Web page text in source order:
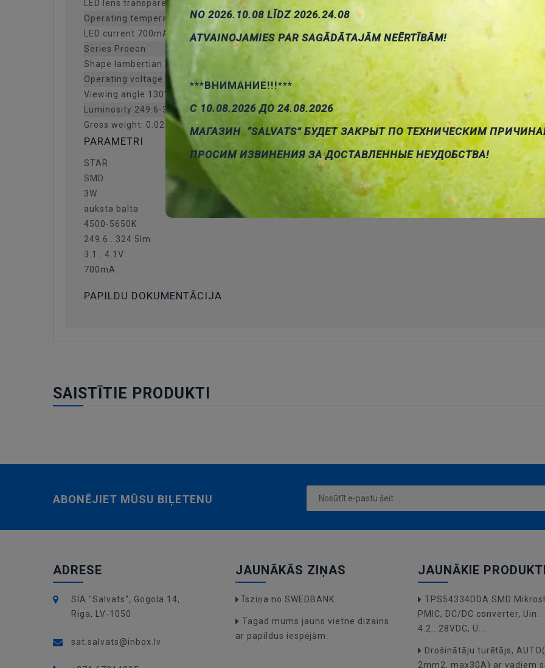
LED lens transparent
Operating temperature -40...90°C
LED current 700mA
Series Proeon
Shape lambertian
Operating voltage 3.1...4.1V
Viewing angle 130°
Luminosity 249.6-324.5lm Additional information
Gross weight: 0.02 g
PARAMETRI
STAR
SMD
3W
auksta balta
4500-5650K
249.6...324.5lm
3.1...4.1V
700mA
PAPILDU DOKUMENTĀCIJA
SAISTĪTIE PRODUKTI
ABONĒJIET MŪSU BIĻETENU
ADRESE
SIA "Salvats", Gogola 14,
Riga, LV-1050
sat.salvats@inbox.lv
JAUNĀKĀS ZIŅAS
Īsziņa no SWEDBANK
Tagad mums jauns vietne dizains
ar papildus iespējām.
JAUNĀKIE
TPS54334DDA SMD
PMIC, DC/DC converter, Uin:
4.2...28VDC, U...
Drošinātāju turētājs,
2mm2, max30A) ar vadiem
NO 2026.10.08 LĪDZ 2026.24.08
ATVAINOJAMIES PAR SAGĀDĀTAJĀM NEĒRTĪBĀM!
***ВНИМАНИЕ!!!***
С 10.08.2026 ДО 24.08.2026
МАГАЗИН “SALVATS” БУДЕТ ЗАКРЫТ ПО ТЕХНИЧЕСКИМ
ПРОСИМ ИЗВИНЕНИЯ ЗА ДОСТАВЛЕННЫЕ НЕУДОБСТВА!